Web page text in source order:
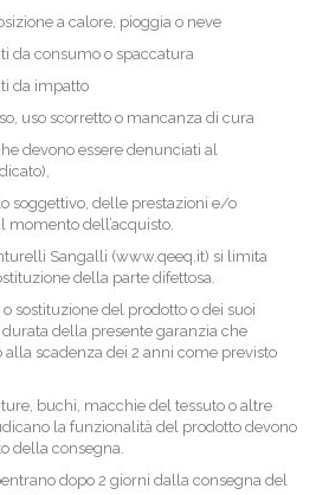
a calore, pioggia o neve
da consumo o spaccatura
da impatto
uso scorretto o mancanza di cura
devono essere denunciati al
soggettivo, delle prestazioni e/o
momento dell’acquisto.
Sangalli (www.qeeq.it) si limita
della parte difettosa.
o sostituzione del prodotto o dei suoi
della presente garanzia che
scadenza dei 2 anni come previsto
buchi, macchie del tessuto o altre
la funzionalità del prodotto devono
della consegna.
dopo 2 giorni dalla consegna del